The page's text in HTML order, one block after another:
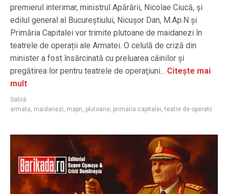
premierul interimar, ministrul Apărării, Nicolae Ciucă, și
edilul general al Bucureștiului, Nicușor Dan, M.Ap.N și
Primăria Capitalei vor trimite plutoane de maidanezi în
teatrele de operații ale Armatei. O celulă de criză din
minister a fost însărcinată cu preluarea câinilor şi
pregătirea lor pentru teatrele de operaţiuni... Citește mai
mult
Satiră
armata, maidanezi, mapn, plutoane, primaria capitalei,teatre de operatii